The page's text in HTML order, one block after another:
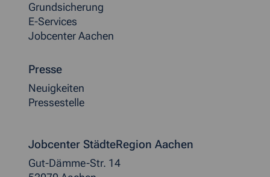
Grundsicherung
E-Services
Jobcenter Aachen
Presse
Neuigkeiten
Pressestelle
Jobcenter StädteRegion Aachen
Gut-Dämme-Str. 14